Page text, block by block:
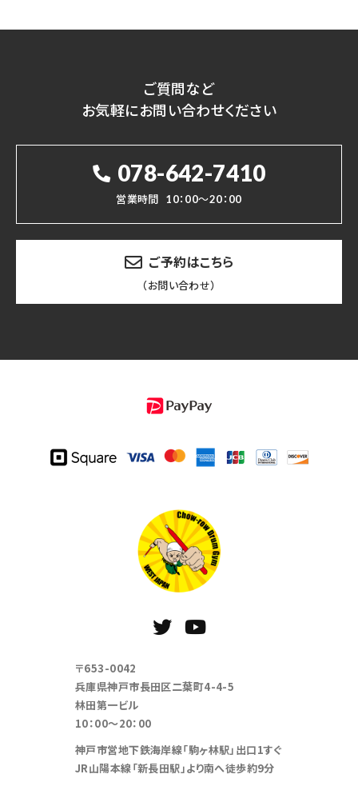
ご質問など
お気軽にお問い合わせください
078-642-7410
営業時間 10：00～20：00
ご予約はこちら
（お問い合わせ）
〒653-0042
兵庫県神戸市長田区二葉町4-4-5
林田第一ビル
10：00～20：00
神戸市営地下鉄海岸線「駒ヶ林駅」出口1すぐ
JR山陽本線「新長田駅」より南へ徒歩約9分